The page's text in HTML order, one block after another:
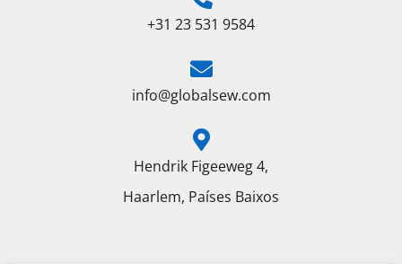
+31 23 531 9584
info@globalsew.com
Hendrik Figeeweg 4,
Haarlem, Países Baixos